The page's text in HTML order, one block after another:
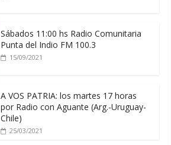
Sábados 11:00 hs Radio Comunitaria
Punta del Indio FM 100.3
15/09/2021
A VOS PATRIA: los martes 17 horas
por Radio con Aguante (Arg.-Uruguay-
Chile)
25/03/2021